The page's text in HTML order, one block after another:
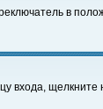
в
входа,